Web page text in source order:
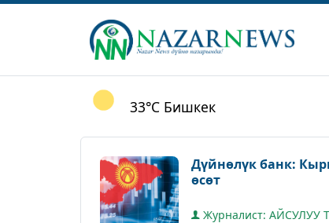
33°C Бишкек
Дүйнөлүк банк:
өсөт
Журналист: АЙСУЛУУ